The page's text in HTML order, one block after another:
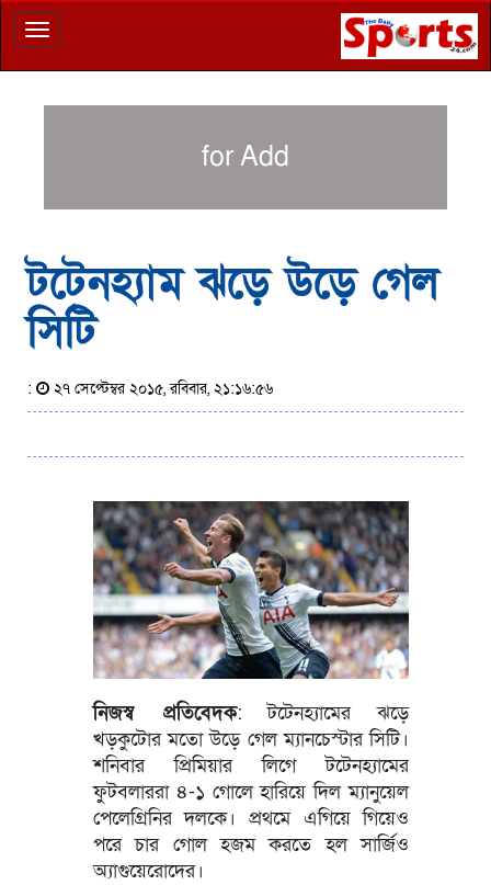
Toggle
navigation
for Add
টটেনহ্যাম ঝড়ে উড়ে গেল
সিটি
: ২৭ সেপ্টেম্বর ২০১৫, রবিবার, ২১:১৬:৫৬
নিজস্ব প্রতিবেদক: টটেনহ্যামের ঝড়ে
খড়কুটোর মতো উড়ে গেল ম্যানচেস্টার সিটি।
শনিবার প্রিমিয়ার লিগে টটেনহ্যামের
ফুটবলাররা ৪-১ গোলে হারিয়ে দিল ম্যানুয়েল
পেলেগ্রিনির দলকে। প্রথমে এগিয়ে গিয়েও
পরে চার গোল হজম করতে হল সার্জিও
অ্যাগুয়েরোদের।